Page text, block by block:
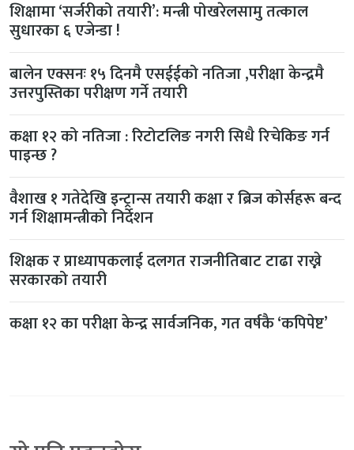
शिक्षामा ‘सर्जरीको तयारी’: मन्त्री पोखरेलसामु तत्काल
सुधारका ६ एजेन्डा !
बालेन एक्सनः १५ दिनमै एसईईको नतिजा ,परीक्षा केन्द्रमै
उत्तरपुस्तिका परीक्षण गर्ने तयारी
कक्षा १२ को नतिजा : रिटोटलिङ नगरी सिधै रिचेकिङ गर्न
पाइन्छ ?
वैशाख १ गतेदेखि इन्ट्रान्स तयारी कक्षा र ब्रिज कोर्सहरू बन्द
गर्न शिक्षामन्त्रीको निर्देशन
शिक्षक र प्राध्यापकलाई दलगत राजनीतिबाट टाढा राख्ने
सरकारको तयारी
कक्षा १२ का परीक्षा केन्द्र सार्वजनिक, गत वर्षकै ‘कपिपेष्ट’